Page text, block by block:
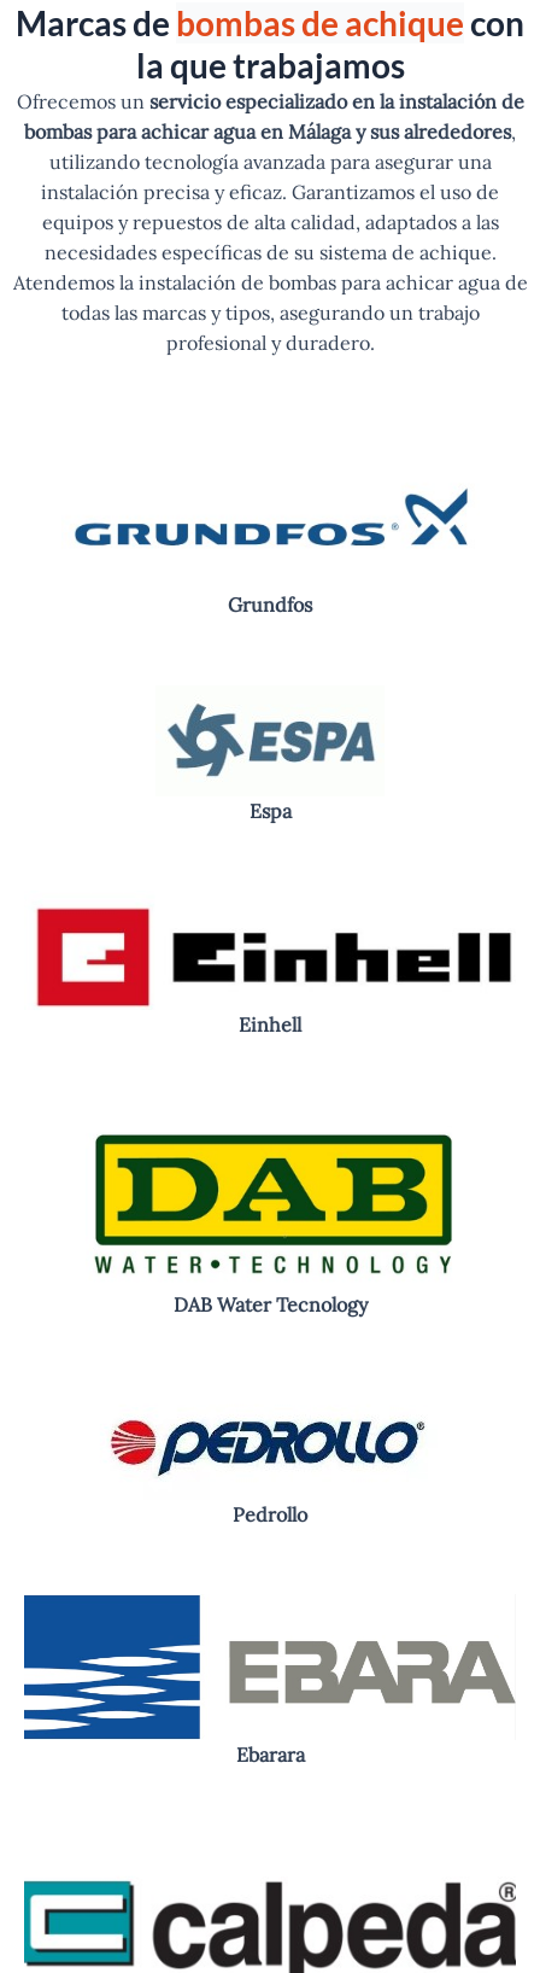
Marcas de bombas de achiquecon
la que trabajamos
Ofrecemos un servicio especializado en la instalación de
bombas para achicar agua en Málaga y sus alrededores,
utilizando tecnología avanzada para asegurar una
instalación precisa y eficaz. Garantizamos el uso de
equipos y repuestos de alta calidad, adaptados a las
necesidades específicas de su sistema de achique.
Atendemos la instalación de bombas para achicar agua de
todas las marcas y tipos, asegurando un trabajo
profesional y duradero.
Grundfos
Espa
Einhell
DAB Water Tecnology
Pedrollo
Ebarara